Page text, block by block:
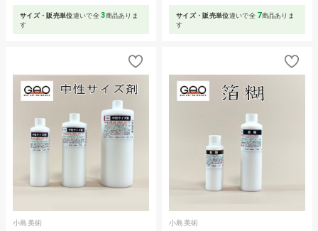
サイズ・販売単位違いで全3商品ありま
す
サイズ・販売単位違いで全 7商品ありま
す
小島美術 小島美術